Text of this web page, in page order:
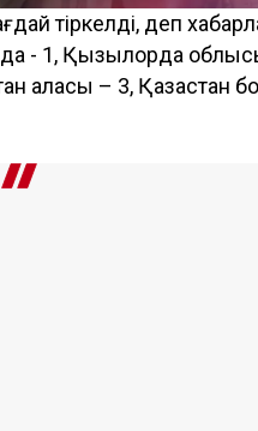
тіркелді, деп
- 1, Қызылорда
қаласы – 3, Қазақстан